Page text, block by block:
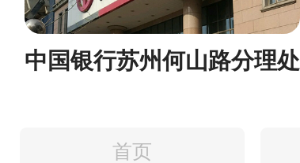
中国银行苏州何山路分理处
首页